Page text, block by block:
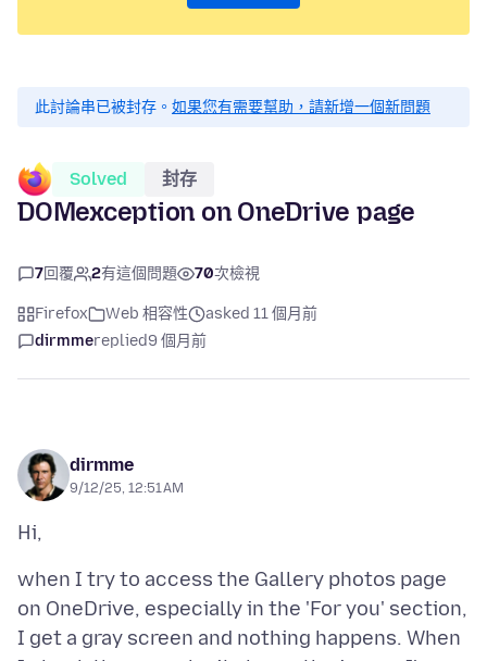
此討論串已被封存。 如果您有需要幫助，請新增一個新問題
Solved 封存
DOMexception on OneDrive page
7回覆 2有這個問題 70次檢視
Firefox Web 相容性
asked 11 個月前
dirmmereplied9 個月前
dirmme
9/12/25, 12:51 AM
when I try to access the Gallery photos page
on OneDrive, especially in the 'For you' section,
I get a gray screen and nothing happens. When